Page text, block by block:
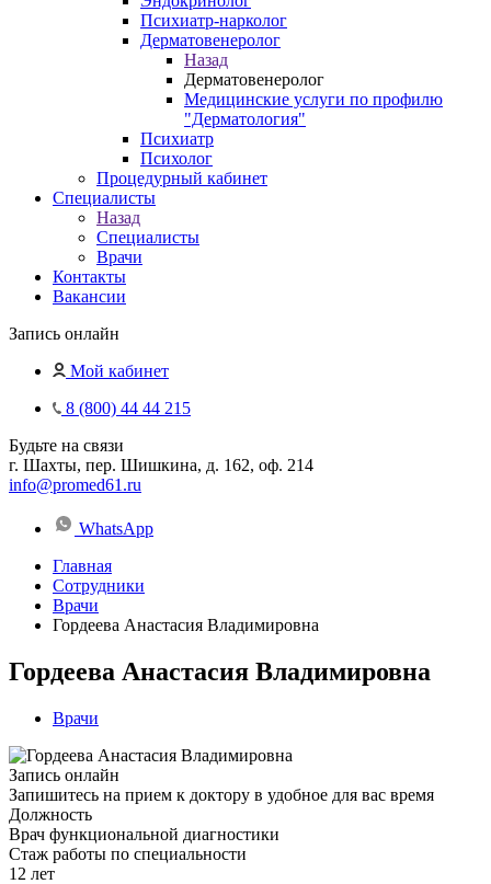
Психиатр-нарколог
Дерматовенеролог
Назад
Дерматовенеролог
Медицинские услуги по профилю
"Дерматология"
Психиатр
Психолог
Процедурный кабинет
Специалисты
Назад
Специалисты
Врачи
Контакты
Вакансии
Запись онлайн
Мой кабинет
8 (800) 44 44 215
Будьте на связи
г. Шахты, пер. Шишкина, д. 162, оф. 214
info@promed61.ru
WhatsApp
Главная
Сотрудники
Врачи
Гордеева Анастасия Владимировна
Гордеева Анастасия Владимировна
Врачи
Запись онлайн
Запишитесь на прием к доктору в удобное для вас время
Должность
Врач функциональной диагностики
Стаж работы по специальности
12 лет